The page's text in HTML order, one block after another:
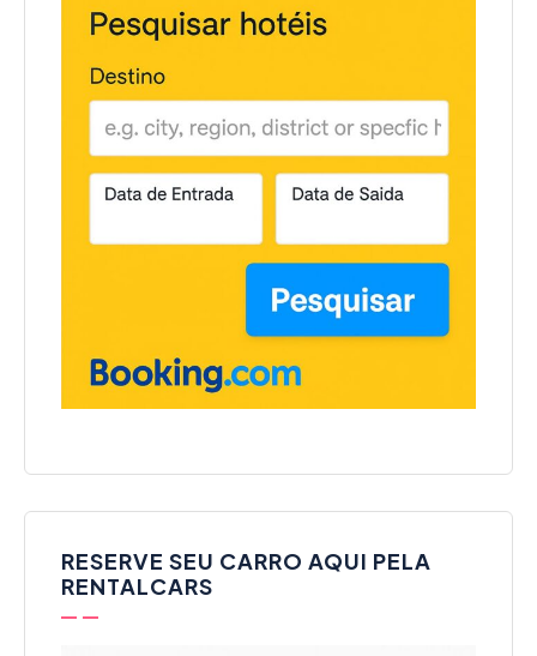
RESERVE SEU CARRO AQUI PELA
RENTALCARS